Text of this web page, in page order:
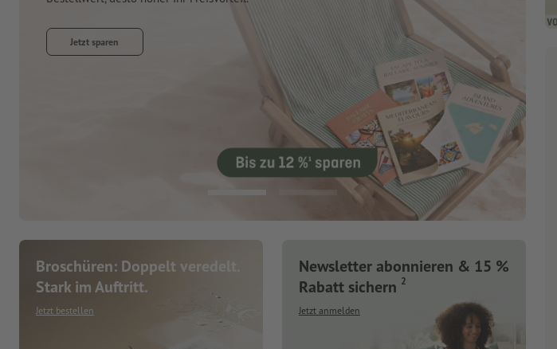
Broschüren: Doppelt veredelt.
Stark im Auftritt.
Jetzt bestellen
Newsletter abonnieren & 15 %
Rabatt sichern 2
Jetzt anmelden